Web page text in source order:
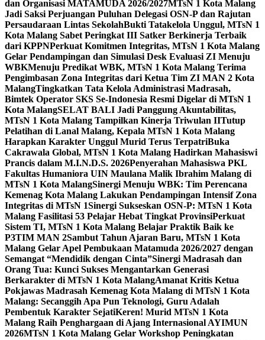
dan Organisasi MATAMUDA 2026/2027MTsN 1 Kota Malang
Jadi Saksi Perjuangan Puluhan Delegasi OSN-P dan Rajutan
Persaudaraan Lintas SekolahBukti Tatakelola Unggul, MTsN 1
Kota Malang Sabet Peringkat III Satker Berkinerja Terbaik
dari KPPNPerkuat Komitmen Integritas, MTsN 1 Kota Malang
Gelar Pendampingan dan Simulasi Desk Evaluasi ZI Menuju
WBKMenuju Predikat WBK, MTsN 1 Kota Malang Terima
Pengimbasan Zona Integritas dari Ketua Tim ZI MAN 2 Kota
MalangTingkatkan Tata Kelola Administrasi Madrasah,
Bimtek Operator SKS Se-Indonesia Resmi Digelar di MTsN 1
Kota MalangSELAT BALI Jadi Panggung Akuntabilitas,
MTsN 1 Kota Malang Tampilkan Kinerja Triwulan IITutup
Pelatihan di Lanal Malang, Kepala MTsN 1 Kota Malang
Harapkan Karakter Unggul Murid Terus TerpatriBuka
Cakrawala Global, MTsN 1 Kota Malang Hadirkan Mahasiswi
Prancis dalam M.I.N.D.S. 2026Penyerahan Mahasiswa PKL
Fakultas Humaniora UIN Maulana Malik Ibrahim Malang di
MTsN 1 Kota MalangSinergi Menuju WBK: Tim Perencana
Kemenag Kota Malang Lakukan Pendampingan Intensif Zona
Integritas di MTsN 1Sinergi Sukseskan OSN-P: MTsN 1 Kota
Malang Fasilitasi 53 Pelajar Hebat Tingkat ProvinsiPerkuat
Sistem TI, MTsN 1 Kota Malang Belajar Praktik Baik ke
P3TIM MAN 2Sambut Tahun Ajaran Baru, MTsN 1 Kota
Malang Gelar Apel Pembukaan Matamuda 2026/2027 dengan
Semangat “Mendidik dengan Cinta”Sinergi Madrasah dan
Orang Tua: Kunci Sukses Mengantarkan Generasi
Berkarakter di MTsN 1 Kota MalangAmanat Kritis Ketua
Pokjawas Madrasah Kemenag Kota Malang di MTsN 1 Kota
Malang: Secanggih Apa Pun Teknologi, Guru Adalah
Pembentuk Karakter SejatiKeren! Murid MTsN 1 Kota
Malang Raih Penghargaan di Ajang Internasional AYIMUN
2026MTsN 1 Kota Malang Gelar Workshop Peningkatan